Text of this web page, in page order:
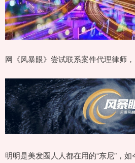
网《风暴眼》尝试联系案件代理律师，
明明是美发圈人人都在用的“东尼”，